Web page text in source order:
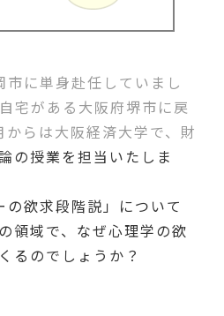
に単身赴任していまし
宅がある大阪府堺市に戻
らは大阪経済大学で、財
の授業を担当いたしま
欲求段階説」について
領域で、なぜ心理学の欲
るのでしょうか？